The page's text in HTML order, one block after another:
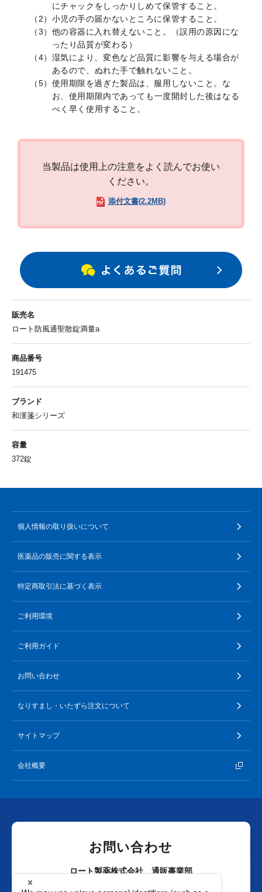
にチャックをしっかりしめて保管すること。
（2）小児の手の届かないところに保管すること。
（3）他の容器に入れ替えないこと。（誤用の原因にな
ったり品質が変わる）
（4）湿気により、変色など品質に影響を与える場合が
あるので、ぬれた手で触れないこと。
（5）使用期限を過ぎた製品は、服用しないこと。な
お、使用期限内であっても一度開封した後はなる
べく早く使用すること。
当製品は使用上の注意をよく読んでお使い
ください。
添付文書(2.2MB)
販売名
ロート防風通聖散錠満量a
商品番号
191475
ブランド
和漢箋シリーズ
容量
372錠
個人情報の取り扱いについて
医薬品の販売に関する表示
特定商取引法に基づく表示
ご利用環境
ご利用ガイド
お問い合わせ
なりすまし・いたずら注文について
サイトマップ
会社概要
お問い合わせ
ロート製薬株式会社 通販事業部